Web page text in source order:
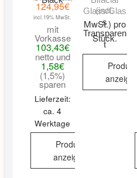
124,95€
incl.19% MwSt.
mit
Vorkasse
103,43€
netto und
1,58€
(1,5%)
sparen
Lieferzeit:
ca. 4
Werktage
Produkt
anzeigen
Glass/Glas
s
Transparen
t
(incl.
MwSt.) pro
Stück.
Produkt
anzeigen